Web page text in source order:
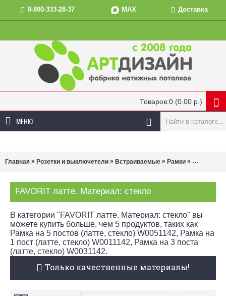
8-800-333-28-37 MAX Доставка
Товаров:0 (0.00 р.)
МЕНЮ
Главная » Розетки и выключетели » Встраиваемые » Рамки » FAVORIT
FAVORIT латте. Материал: стекло
В категории "FAVORIT латте. Материал: стекло" вы
можете купить больше, чем 5 продуктов, таких как
Рамка на 5 постов (латте, стекло) W0051142, Рамка на
1 пост (латте, стекло) W0011142, Рамка на 3 поста
(латте, стекло) W0031142.
Только качественные материалы!